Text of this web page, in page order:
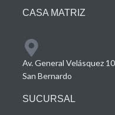
CASA MATRIZ
Av. General Velásquez
San Bernardo
SUCURSAL